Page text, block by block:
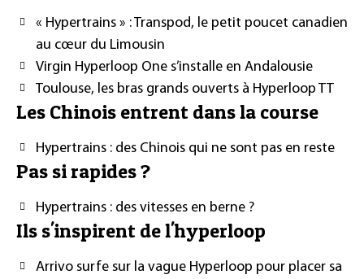
« Hypertrains » : Transpod, le petit poucet canadien
au cœur du Limousin
Virgin Hyperloop One s’installe en Andalousie
Toulouse, les bras grands ouverts à Hyperloop TT
Les Chinois entrent dans la course
Hypertrains : des Chinois qui ne sont pas en reste
Pas si rapides ?
Hypertrains : des vitesses en berne ?
Ils s'inspirent de l'hyperloop
Arrivo surfe sur la vague Hyperloop pour placer sa